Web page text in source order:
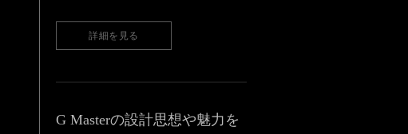
詳細を見る
G Masterの設計思想や魅力を